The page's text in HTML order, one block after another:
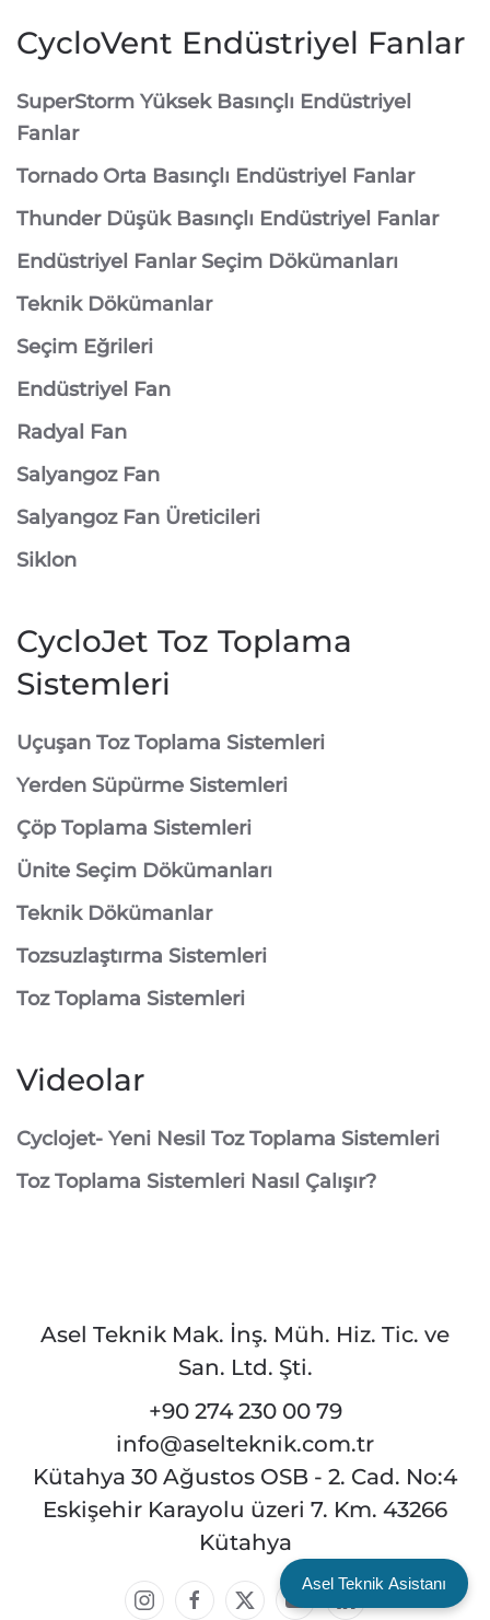
Asel Teknik Asistanı
CycloVent Endüstriyel Fanlar
SuperStorm Yüksek Basınçlı Endüstriyel
Fanlar
Tornado Orta Basınçlı Endüstriyel Fanlar
Thunder Düşük Basınçlı Endüstriyel Fanlar
Endüstriyel Fanlar Seçim Dökümanları
Teknik Dökümanlar
Seçim Eğrileri
Endüstriyel Fan
Radyal Fan
Salyangoz Fan
Salyangoz Fan Üreticileri
Siklon
CycloJet Toz Toplama
Sistemleri
⁠Uçuşan Toz Toplama Sistemleri
⁠Yerden Süpürme Sistemleri
⁠Çöp Toplama Sistemleri
Ünite Seçim Dökümanları
Teknik Dökümanlar
Tozsuzlaştırma Sistemleri
Toz Toplama Sistemleri
Videolar
Cyclojet- Yeni Nesil Toz Toplama Sistemleri
Toz Toplama Sistemleri Nasıl Çalışır?
Asel Teknik Mak. İnş. Müh. Hiz. Tic. ve
San. Ltd. Şti.
+90 274 230 00 79
info@aselteknik.com.tr
Kütahya 30 Ağustos OSB - 2. Cad. No:4
Eskişehir Karayolu üzeri 7. Km. 43266
Kütahya